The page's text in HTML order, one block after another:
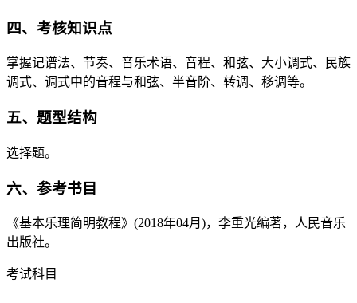
四、考核知识点
掌握记谱法、节奏、音乐术语、音程、和弦、大小调式、民族
调式、调式中的音程与和弦、半音阶、转调、移调等。
五、题型结构
选择题。
六、参考书目
《基本乐理简明教程》(2018年04月)，李重光编著，人民音乐
出版社。
考试科目